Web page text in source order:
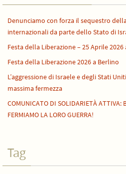
Denunciamo con forza il sequestro
internazionali da parte dello Stato di
Festa della Liberazione – 25 Aprile 2026
Festa della Liberazione 2026 a Berlino
L’aggressione di Israele e degli Stati
massima fermezza
COMUNICATO DI SOLIDARIETÀ ATTIVA:
FERMIAMO LA LORO GUERRA!
Tag